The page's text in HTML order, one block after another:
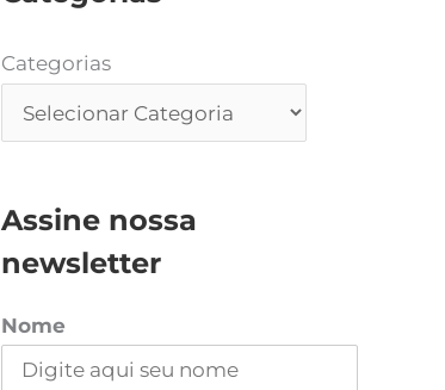
Categorias
Assine nossa
newsletter
Nome